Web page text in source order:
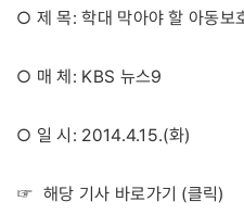
○ 제 목: 학대 막아야 할 아동보
○ 매 체: KBS 뉴스9
○ 일 시: 2014.4.15.(화)
☞ 해당 기사 바로가기 (클릭)